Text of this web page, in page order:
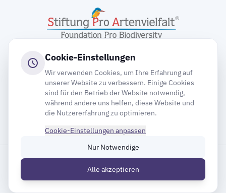
gooding
Inhaltsverzeichnis
© 2026 Deutsche Gesellschaft für Mauersegler e.V.
Cookie-Einstellungen
Wir verwenden Cookies, um Ihre Erfahrung auf
unserer Website zu verbessern. Einige Cookies
sind für den Betrieb der Website notwendig,
während andere uns helfen, diese Website und
die Nutzererfahrung zu optimieren.
Cookie-Einstellungen anpassen
Nur Notwendige
Alle akzeptieren